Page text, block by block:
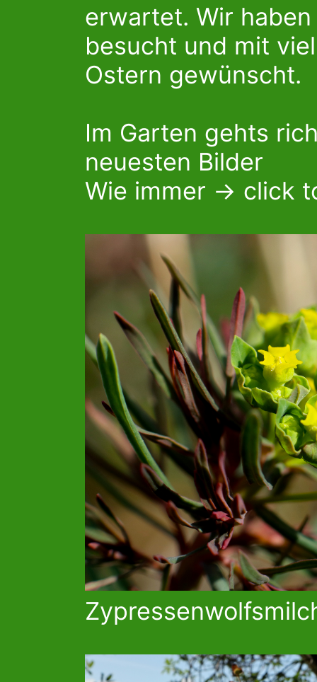
erwartet. Wir
besucht und mit
Ostern gewünscht.
Im Garten gehts
neuesten Bilder
Wie immer -> click